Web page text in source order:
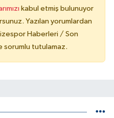
kabul etmiş bulunuyor
Yazılan yorumlardan
Haberleri / Son
sorumlu tutulamaz.